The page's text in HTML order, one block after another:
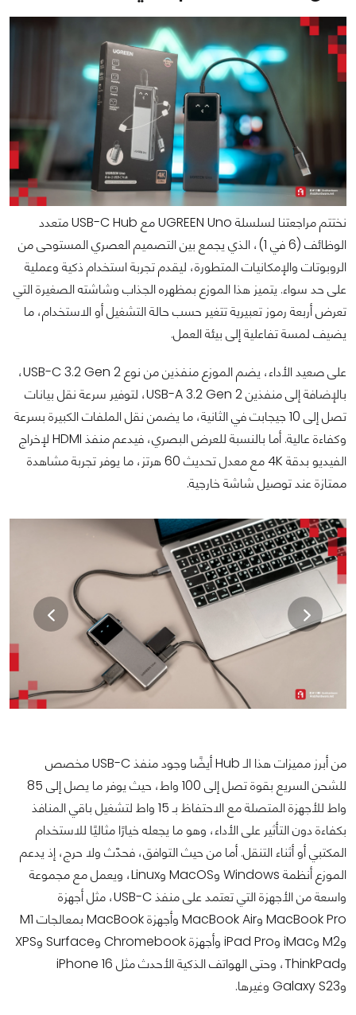
نختتم مراجعتنا لسلسلة UGREEN Uno مع USB-C Hub متعدد
الوظائف (6 في 1)، الذي يجمع بين التصميم العصري المستوحى من
الروبوتات والإمكانيات المتطورة، ليقدم تجربة استخدام ذكية وعملية
على حد سواء. يتميز هذا الموزع بمظهره الجذاب وشاشته الصغيرة التي
تعرض أربعة رموز تعبيرية تتغير حسب حالة التشغيل أو الاستخدام، ما
يضيف لمسة تفاعلية إلى بيئة العمل.
على صعيد الأداء، يضم الموزع منفذين من نوع USB-C 3.2 Gen 2،
بالإضافة إلى منفذين USB-A 3.2 Gen 2، لتوفير سرعة نقل بيانات
تصل إلى 10 جيجابت في الثانية، ما يضمن نقل الملفات الكبيرة بسرعة
وكفاءة عالية. أما بالنسبة للعرض البصري، فيدعم منفذ HDMI لإخراج
الفيديو بدقة 4K مع معدل تحديث 60 هرتز، ما يوفر تجربة مشاهدة
ممتازة عند توصيل شاشة خارجية.
من أبرز مميزات هذا الـ Hub أيضًا وجود منفذ USB-C مخصص
للشحن السريع بقوة تصل إلى 100 واط، حيث يوفر ما يصل إلى 85
واط للأجهزة المتصلة مع الاحتفاظ بـ 15 واط لتشغيل باقي المنافذ
بكفاءة دون التأثير على الأداء، وهو ما يجعله خيارًا مثاليًا للاستخدام
المكتبي أو أثناء التنقل. أما من حيث التوافق، فحدّث ولا حرج، إذ يدعم
الموزع أنظمة Windows وMacOS وLinux، ويعمل مع مجموعة
واسعة من الأجهزة التي تعتمد على منفذ USB-C، مثل أجهزة
MacBook Pro وMacBook Air وأجهزة MacBook بمعالجات M1
وM2 وiMac وiPad Pro وأجهزة Chromebook وSurface وXPS
وThinkPad، وحتى الهواتف الذكية الأحدث مثل iPhone 16
وGalaxy S23 وغيرها.